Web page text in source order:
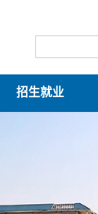
招生就业